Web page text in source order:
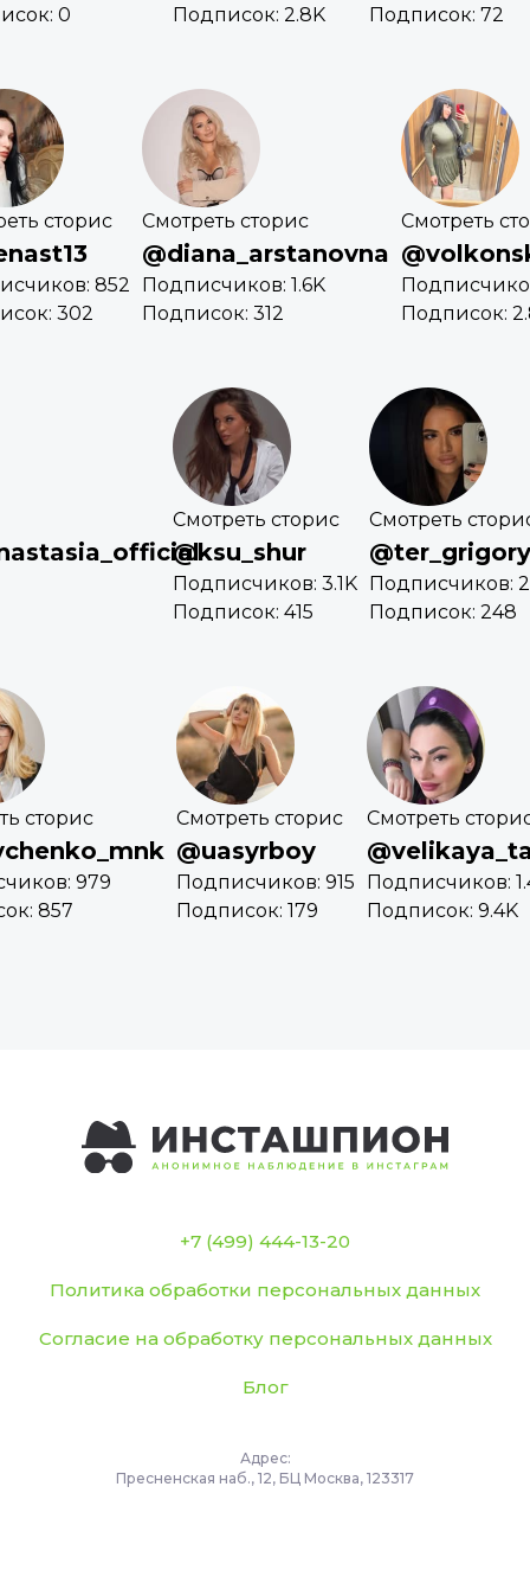
0
Подписок: 2.8K
Подписок: 72
сторис
852
302
Смотреть сторис
@diana_arstanovna
Подписчиков: 1.6K
Подписок: 312
Смотреть
Подписок:
Смотреть сторис
@ksu_shur
Подписчиков: 3.1K
Подписок: 415
Смотреть
Подписчиков:
Подписок: 248
сторис
979
857
Смотреть сторис
@uasyrboy
Подписчиков: 915
Подписок: 179
Смотреть
Подписчиков:
Подписок: 9.4K
+7 (499) 444-13-20
Политика обработки персональных данных
Согласие на обработку персональных данных
Блог
Адрес:
Пресненская наб., 12, БЦ Москва, 123317